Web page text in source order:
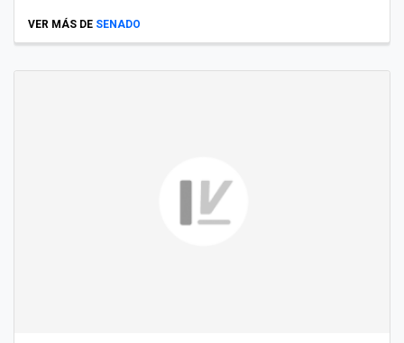
VER MÁS DE SENADO